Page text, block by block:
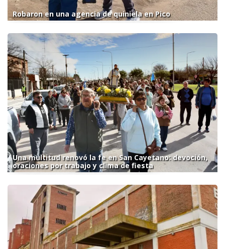
Robaron en una agencia de quiniela en Pico
Una multitud renovó la fe en San Cayetano: devoción,
oraciones por trabajo y clima de fiesta